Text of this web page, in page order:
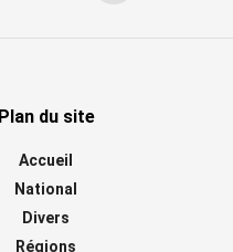
Plan du site
Accueil
National
Divers
Régions